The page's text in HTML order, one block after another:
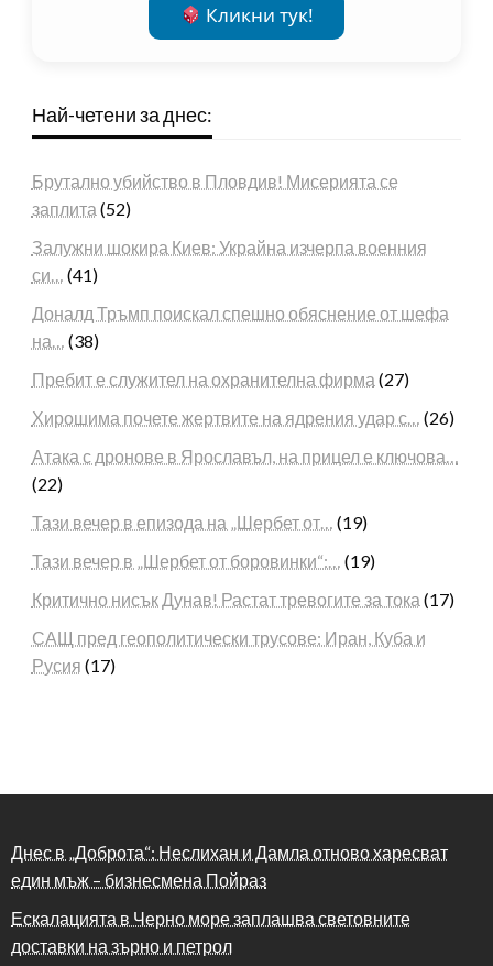
Кликни тук!
Най-четени за днес:
Брутално убийство в Пловдив! Мисерията се
заплита (52)
Залужни шокира Киев: Украйна изчерпа военния
си… (41)
Доналд Тръмп поискал спешно обяснение от шефа
на… (38)
Пребит е служител на охранителна фирма (27)
Хирошима почете жертвите на ядрения удар с… (26)
Атака с дронове в Ярославъл, на прицел е ключова…
(22)
Тази вечер в епизода на „Шербет от… (19)
Тази вечер в „Шербет от боровинки“:… (19)
Критично нисък Дунав! Растат тревогите за тока (17)
САЩ пред геополитически трусове: Иран, Куба и
Русия (17)
Днес в „Доброта“: Неслихан и Дамла отново харесват
един мъж – бизнесмена Пойраз
Ескалацията в Черно море заплашва световните
доставки на зърно и петрол